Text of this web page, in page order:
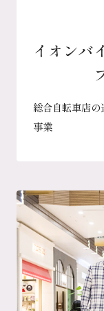
イオンバ
総合自転車店
事業